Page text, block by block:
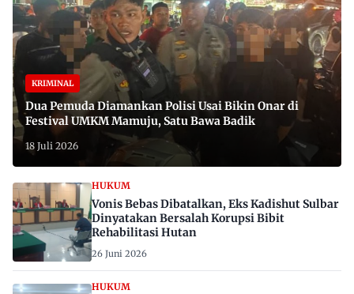
KRIMINAL
Dua Pemuda Diamankan Polisi Usai Bikin Onar di
Festival UMKM Mamuju, Satu Bawa Badik
18 Juli 2026
HUKUM
Vonis Bebas Dibatalkan, Eks Kadishut Sulbar
Dinyatakan Bersalah Korupsi Bibit
Rehabilitasi Hutan
26 Juni 2026
HUKUM